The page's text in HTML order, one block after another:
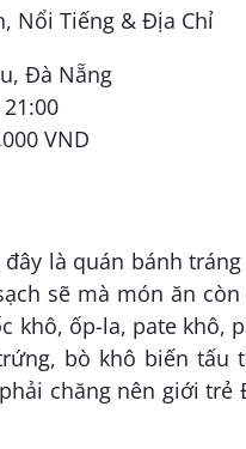
Đà Nẵng
VND
là quán bánh
sẽ mà món ăn
khô, ốp-la, pate khô,
bò khô biến tấu
chăng nên giới trẻ